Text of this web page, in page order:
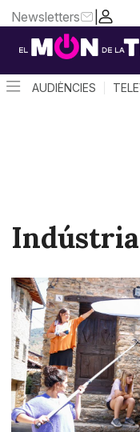
|
Newsletters
AUDIÈNCIES